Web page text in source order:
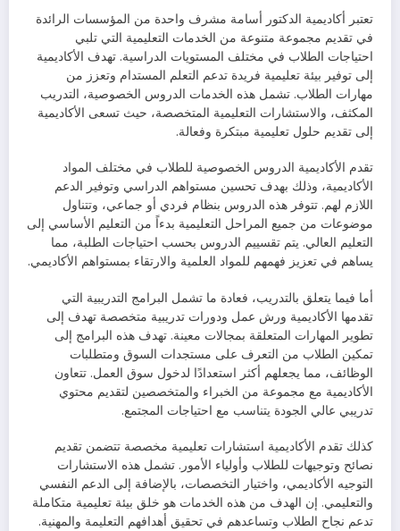
تعتبر أكاديمية الدكتور أسامة مشرف واحدة من المؤسسات الرائدة
في تقديم مجموعة متنوعة من الخدمات التعليمية التي تلبي
احتياجات الطلاب في مختلف المستويات الدراسية. تهدف الأكاديمية
إلى توفير بيئة تعليمية فريدة تدعم التعلم المستدام وتعزز من
مهارات الطلاب. تشمل هذه الخدمات الدروس الخصوصية، التدريب
المكثف، والاستشارات التعليمية المتخصصة، حيث تسعى الأكاديمية
إلى تقديم حلول تعليمية مبتكرة وفعالة.
تقدم الأكاديمية الدروس الخصوصية للطلاب في مختلف المواد
الأكاديمية، وذلك بهدف تحسين مستواهم الدراسي وتوفير الدعم
اللازم لهم. تتوفر هذه الدروس بنظام فردي أو جماعي، وتتناول
موضوعات من جميع المراحل التعليمية بدءاً من التعليم الأساسي إلى
التعليم العالي. يتم تقسييم الدروس بحسب احتياجات الطلبة، مما
يساهم في تعزيز فهمهم للمواد العلمية والارتقاء بمستواهم الأكاديمي.
أما فيما يتعلق بالتدريب، فعادة ما تشمل البرامج التدريبية التي
تقدمها الأكاديمية ورش عمل ودورات تدريبية متخصصة تهدف إلى
تطوير المهارات المتعلقة بمجالات معينة. تهدف هذه البرامج إلى
تمكين الطلاب من التعرف على مستجدات السوق ومتطلبات
الوظائف، مما يجعلهم أكثر استعدادًا لدخول سوق العمل. تتعاون
الأكاديمية مع مجموعة من الخبراء والمتخصصين لتقديم محتوي
تدريبي عالي الجودة يتناسب مع احتياجات المجتمع.
كذلك تقدم الأكاديمية استشارات تعليمية مخصصة تتضمن تقديم
نصائح وتوجيهات للطلاب وأولياء الأمور. تشمل هذه الاستشارات
التوجيه الأكاديمي، واختيار التخصصات، بالإضافة إلى الدعم النفسي
والتعليمي. إن الهدف من هذه الخدمات هو خلق بيئة تعليمية متكاملة
تدعم نجاح الطلاب وتساعدهم في تحقيق أهدافهم التعليمة والمهنية.